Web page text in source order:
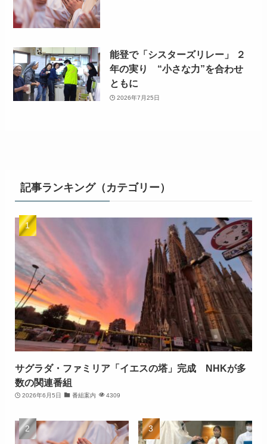
能登で「シスターズリレー」 ２
年の実り “小さな力”を合わせ
ともに
2026年7月25日
記事ランキング（カテゴリー）
サグラダ・ファミリア「イエスの塔」完成 NHKが多
数の関連番組
2026年6月5日 番組案内 4309